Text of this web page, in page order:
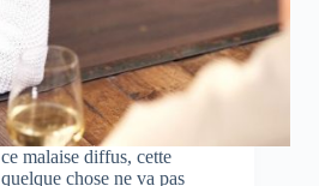
malaise diffus, cette
chose ne va pas